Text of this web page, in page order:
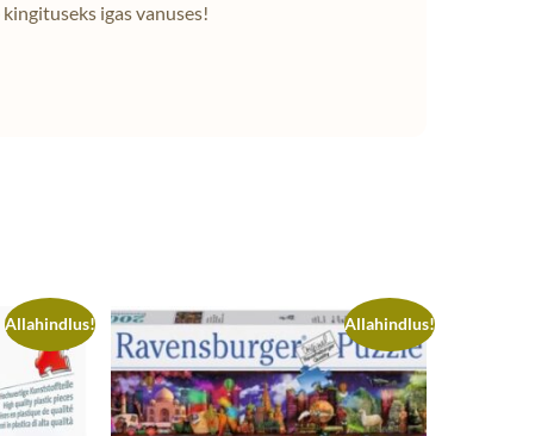
igas vanuses!
Allahindlus! Allahindlus!